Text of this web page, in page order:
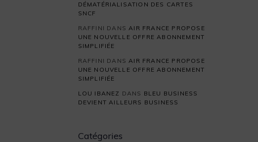
DÉMATÉRIALISATION DES CARTES
SNCF
RAFFINI DANSAIR FRANCE PROPOSE
UNE NOUVELLE OFFRE ABONNEMENT
SIMPLIFIÉE
RAFFINI DANSAIR FRANCE PROPOSE
UNE NOUVELLE OFFRE ABONNEMENT
SIMPLIFIÉE
LOU IBANEZ DANS BLEU BUSINESS
DEVIENT AILLEURS BUSINESS
Catégories